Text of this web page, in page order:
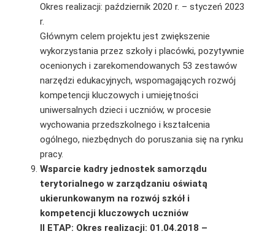
Okres realizacji: październik 2020 r. – styczeń 2023
r.
Głównym celem projektu jest zwiększenie
wykorzystania przez szkoły i placówki, pozytywnie
ocenionych i zarekomendowanych 53 zestawów
narzędzi edukacyjnych, wspomagających rozwój
kompetencji kluczowych i umiejętności
uniwersalnych dzieci i uczniów, w procesie
wychowania przedszkolnego i kształcenia
ogólnego, niezbędnych do poruszania się na rynku
pracy.
Wsparcie kadry jednostek samorządu
terytorialnego w zarządzaniu oświatą
ukierunkowanym na rozwój szkół i
kompetencji kluczowych uczniów
II ETAP: Okres realizacji: 01.04.2018 –